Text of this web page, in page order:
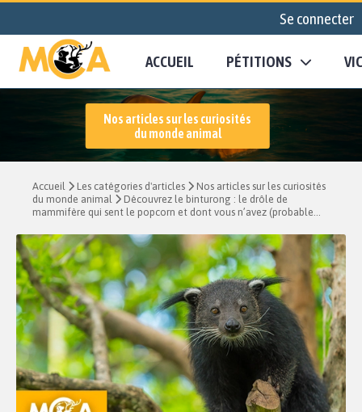
Se connecter
ACCUEIL PÉTITIONS
Nos articles sur les curiosités
du monde animal
Accueil Les catégories d'articles
Nos articles sur les curiosités
du monde animal
Découvrez le binturong : le drôle de
mammifère qui sent le popcorn et dont vous n’avez (probable...